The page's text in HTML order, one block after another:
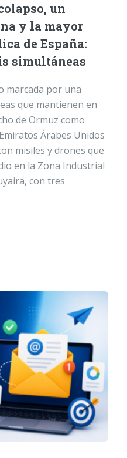
un
y la mayor
de España:
simultáneas
marcada por una
que mantienen en
de Ormuz como
Árabes Unidos
misiles y drones que
en la Zona Industrial
con tres